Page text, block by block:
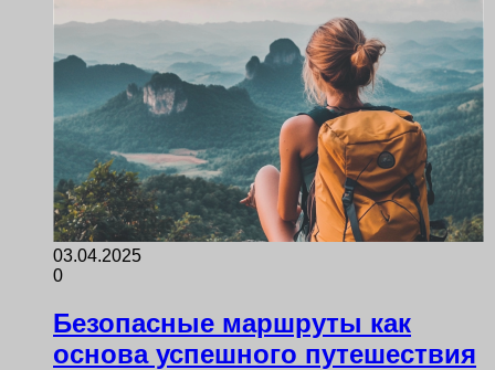
03.04.2025
0
Безопасные маршруты как
основа успешного путешествия